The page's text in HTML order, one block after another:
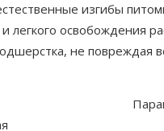
изгибы
легкого освобождения
не повреждая